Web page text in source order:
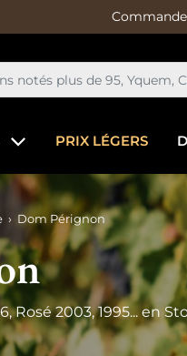
PRIX LÉGERS
Dom Pérignon
Rosé 2003, 1995...